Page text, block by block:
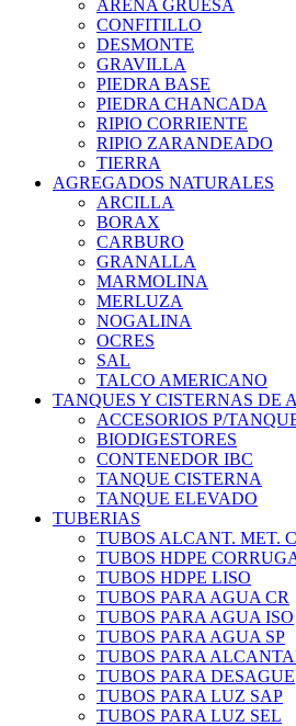
ARENA GRUESA
CONFITILLO
DESMONTE
GRAVILLA
PIEDRA BASE
PIEDRA CHANCADA
RIPIO CORRIENTE
RIPIO ZARANDEADO
TIERRA
AGREGADOS NATURALES
ARCILLA
BORAX
CARBURO
GRANALLA
MARMOLINA
MERLUZA
NOGALINA
OCRES
SAL
TALCO AMERICANO
TANQUES Y CISTERNAS DE
ACCESORIOS P/
BIODIGESTORES
CONTENEDOR IBC
TANQUE CISTERNA
TANQUE ELEVADO
TUBERIAS
TUBOS ALCANT. MET.
TUBOS HDPE
TUBOS HDPE LISO
TUBOS PARA AGUA CR
TUBOS PARA AGUA ISO
TUBOS PARA AGUA SP
TUBOS PARA
TUBOS PARA DESAGUE
TUBOS PARA LUZ SAP
TUBOS PARA LUZ SEL